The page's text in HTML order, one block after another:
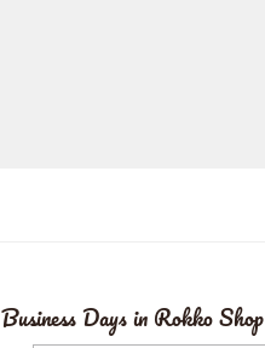
Business Days in Rokko Shop